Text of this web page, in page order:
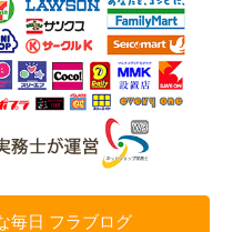
毎日 フラブログ